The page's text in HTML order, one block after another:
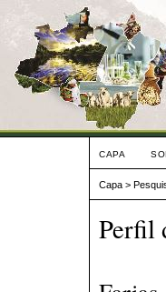
CAPA
Capa >
Perfil